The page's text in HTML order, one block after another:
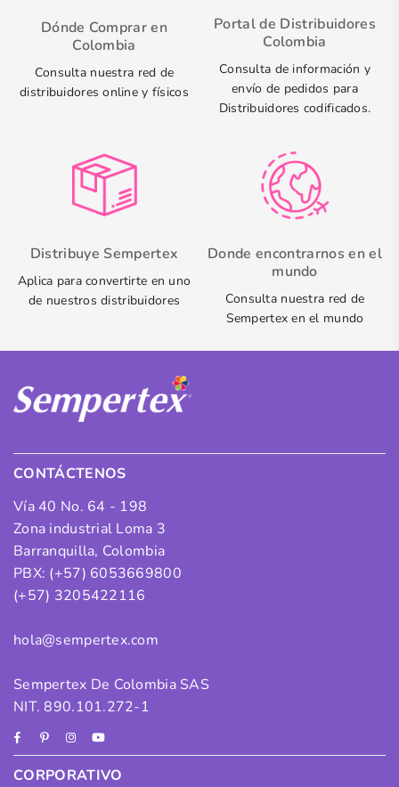
Dónde Comprar en
Colombia
Consulta nuestra red de
distribuidores online y físicos
Portal de Distribuidores
Colombia
Consulta de información y
envío de pedidos para
Distribuidores codificados.
Distribuye Sempertex
Aplica para convertirte en uno
de nuestros distribuidores
Donde encontrarnos en el
mundo
Consulta nuestra red de
Sempertex en el mundo
CONTÁCTENOS
Vía 40 No. 64 - 198
Zona industrial Loma 3
Barranquilla, Colombia
PBX: (+57) 6053669800
(+57) 3205422116
hola@sempertex.com
Sempertex De Colombia SAS
NIT. 890.101.272-1
FacebookPinterestInstagram
YouTube
CORPORATIVO